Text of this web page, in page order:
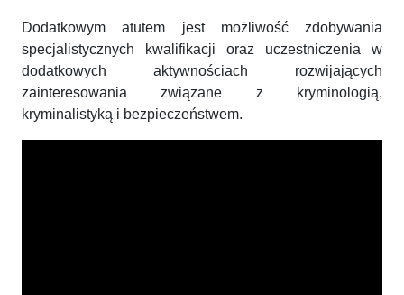
Dodatkowym atutem jest możliwość zdobywania
specjalistycznych kwalifikacji oraz uczestniczenia w
dodatkowych aktywnościach rozwijających
zainteresowania związane z kryminologią,
kryminalistyką i bezpieczeństwem.